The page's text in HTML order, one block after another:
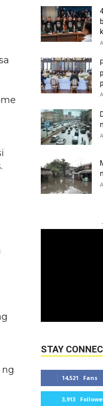
STAY
14,521 Fans
3,913